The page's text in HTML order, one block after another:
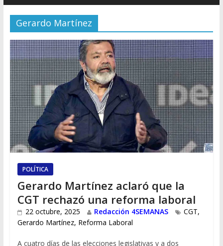
Gerardo Martínez
POLÍTICA
Gerardo Martínez aclaró que la
CGT rechazó una reforma laboral
22 octubre, 2025 Redacción 4SEMANAS CGT,
Gerardo Martínez, Reforma Laboral
A cuatro días de las elecciones legislativas y a dos